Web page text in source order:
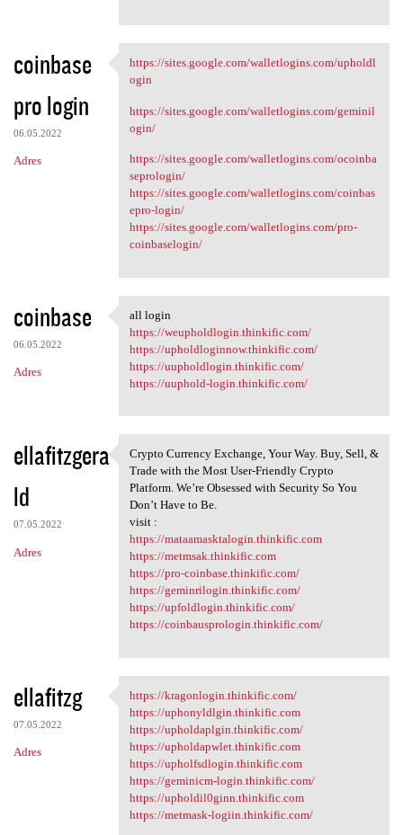
coinbase
pro login
06.05.2022
Adres
https://sites.google.com
https://sites.google.com/walletlogins.com/upholdl
ogin
https://sites.google.com/walletlogins.com/geminil
ogin/
https://sites.google.com/walletlogins.com/ocoinba
seprologin/
https://sites.google.com/walletlogins.com/coinbas
epro-login/
https://sites.google.com/walletlogins.com/pro-
coinbaselogin/
coinbase
06.05.2022
Adres
all login
all login
https://weupholdlogin.thinkific.com/
https://upholdloginnow.thinkific.com/
https://uupholdlogin.thinkific.com/
https://uuphold-login.thinkific.com/
ellafitzgera
ld
07.05.2022
Adres
Crypto Currency Exchange,
Crypto Currency Exchange, Your Way. Buy, Sell, &
Trade with the Most User-Friendly Crypto
Platform. We’re Obsessed with Security So You
Don’t Have to Be.
visit :
https://mataamasktalogin.thinkific.com
https://metmsak.thinkific.com
https://pro-coinbase.thinkific.com/
https://geminrilogin.thinkific.com/
https://upfoldlogin.thinkific.com/
https://coinbausprologin.thinkific.com/
ellafitzg
07.05.2022
Adres
https://kragonlogin.thinkific
https://kragonlogin.thinkific.com/
https://uphonyldlgin.thinkific.com
https://upholdaplgin.thinkific.com/
https://upholdapwlet.thinkific.com
https://upholfsdlogin.thinkific.com
https://geminicm-login.thinkific.com/
https://upholdil0ginn.thinkific.com
https://metmask-logiin.thinkific.com/